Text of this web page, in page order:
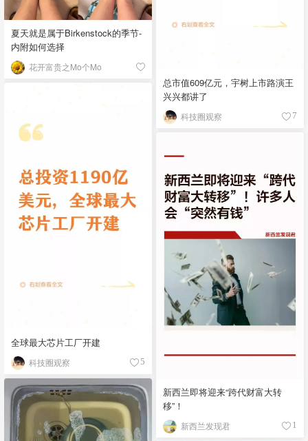
夏天就是属于Birkenstock的季节-
内附如何选择
花开富贵之Mo个Mo
总市值609亿元，宇树上市路演王
兴兴都讲了
科技圈观察 7
全球最大芯片工厂开建
科技圈观察 5
新西兰即将迎来“跨代财富大转
移”！
新西兰发现君 1